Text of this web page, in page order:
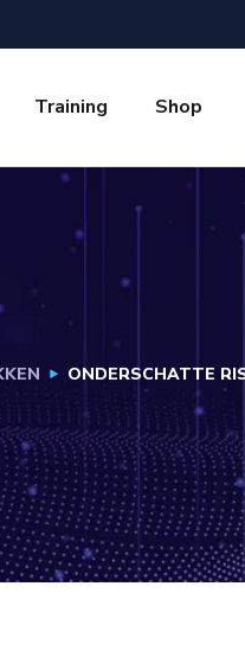
Training Shop
ONDERSCHATTE